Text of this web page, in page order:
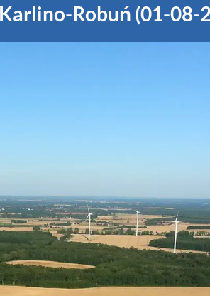
Robuń (01-08-